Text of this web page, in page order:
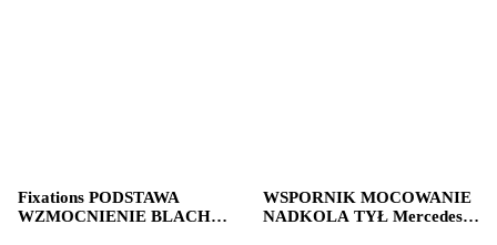
Fixations PODSTAWA
WZMOCNIENIE BLACHA
WSPORNIK MOCOWANIE
NADKOLA TYŁ Mercedes-